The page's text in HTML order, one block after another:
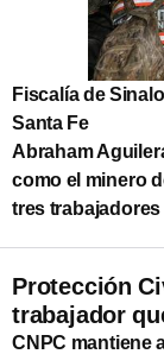
Fiscalía de
Santa Fe
Abraham
como el minero
tres
Protección
trabajador
CNPC mantiene